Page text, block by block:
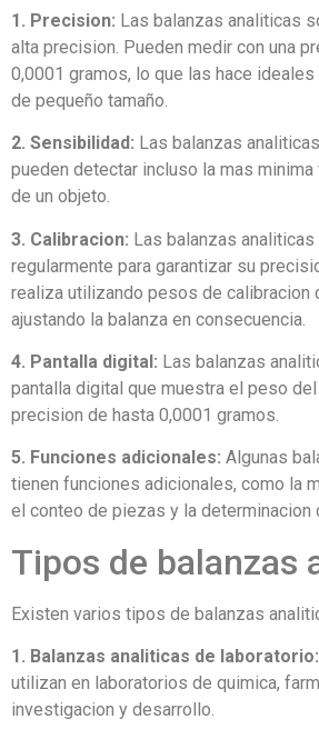
1. Precision: Las balanzas analiticas
alta precision. Pueden medir con una
0,0001 gramos, lo que las hace
de pequeño tamaño.
2. Sensibilidad: Las balanzas
pueden detectar incluso la mas
de un objeto.
3. Calibracion: Las balanzas
regularmente para garantizar su
realiza utilizando pesos de calibracion
ajustando la balanza en consecuencia.
4. Pantalla digital: Las balanzas
pantalla digital que muestra el peso
precision de hasta 0,0001 gramos.
5. Funciones adicionales: Algunas
tienen funciones adicionales, como la
el conteo de piezas y la determinacion
Tipos de balanzas
Existen varios tipos de balanzas
1. Balanzas analiticas de laboratorio:
utilizan en laboratorios de quimica,
investigacion y desarrollo.